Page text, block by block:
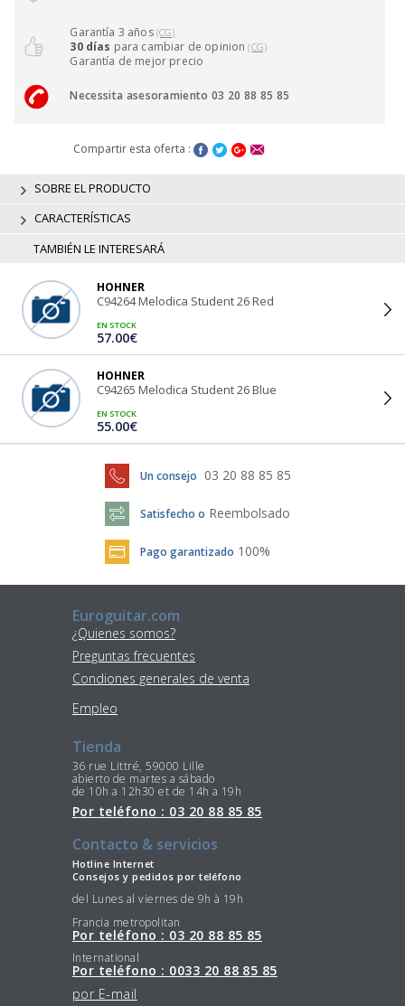
Garantía 3 años (CG)
30 días para cambiar de opinion(CG)
Garantía de mejor precio
Necessita asesoramiento 03 20 88 85 85
Compartir esta oferta :
SOBRE EL PRODUCTO
CARACTERÍSTICAS
TAMBIÉN LE INTERESARÁ
HOHNER
C94264 Melodica Student 26 Red
EN STOCK
57.00€
HOHNER
C94265 Melodica Student 26 Blue
EN STOCK
55.00€
Un consejo 03 20 88 85 85
Satisfecho o Reembolsado
Pago garantizado 100%
Euroguitar.com
¿Quienes somos?
Preguntas frecuentes
Condiones generales de venta
Empleo
Tienda
36 rue Littré, 59000 Lille
abierto de martes a sábado
de 10h a 12h30 et de 14h a 19h
Por teléfono : 03 20 88 85 85
Contacto & servicios
Hotline Internet
Consejos y pedidos por teléfono
del Lunes al viernes de 9h à 19h
Francia metropolitan
Por teléfono : 03 20 88 85 85
International
Por teléfono : 0033 20 88 85 85
por E-mail